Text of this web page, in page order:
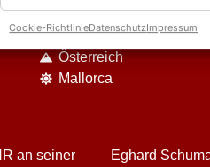
Cookie-RichtlinieDatenschutzImpressum
Event-Berichte
Reisen
Österreich
Mallorca
an seiner
Eghard